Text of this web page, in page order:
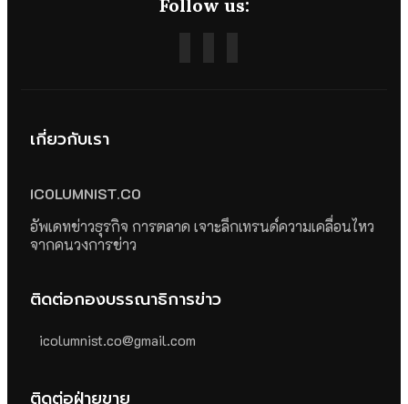
Follow us:
เกี่ยวกับเรา
ICOLUMNIST.CO
อัพเดทข่าวธุรกิจ การตลาด เจาะลึกเทรนด์ความเคลื่อนไหว
จากคนวงการข่าว
ติดต่อกองบรรณาธิการข่าว
icolumnist.co@gmail.com
ติดต่อฝ่ายขาย